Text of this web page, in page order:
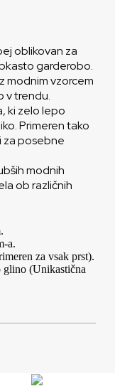
oblikovan za
garderobo.
modnim vzorcem
v trendu.
ki zelo lepo
Primeren tako
za posebne
modnih
ob različnih
a.
za vsak prst).
glino (Unikastična